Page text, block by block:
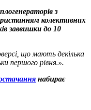
з
колективних
заввишки до 10
що мають декілька
першого рівня.».
набирає